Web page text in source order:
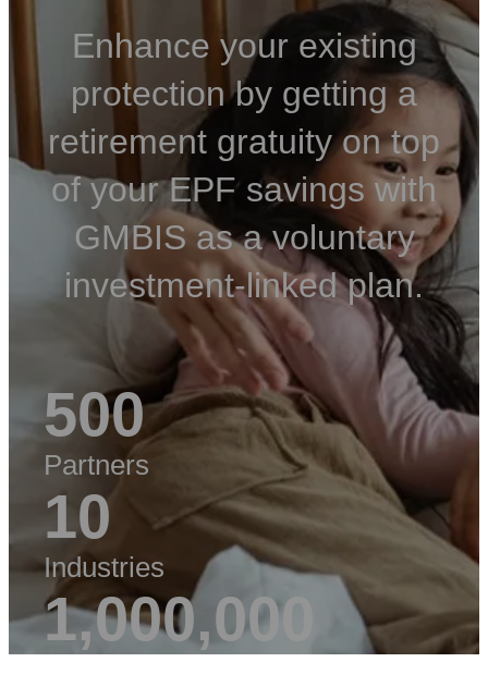
Enhance your existing
protection by getting a
retirement gratuity on top
of your EPF savings with
GMBIS as a voluntary
investment-linked plan.
500
Partners
10
Industries
1,000,000